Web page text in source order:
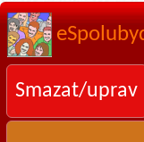
Smazat/uprav